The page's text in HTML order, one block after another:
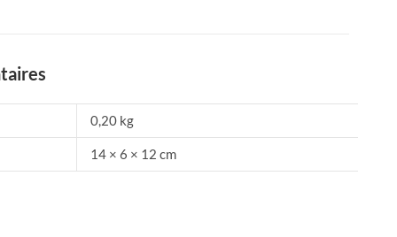
0,20 kg
14 × 6 × 12 cm